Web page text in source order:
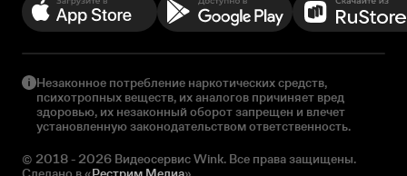
Незаконное потребление наркотических средств,
психотропных веществ, их аналогов причиняет вред
здоровью, их незаконный оборот запрещен и влечет
установленную законодательством ответственность.
© 2018 - 2026 Видеосервис Wink. Все права защищены.